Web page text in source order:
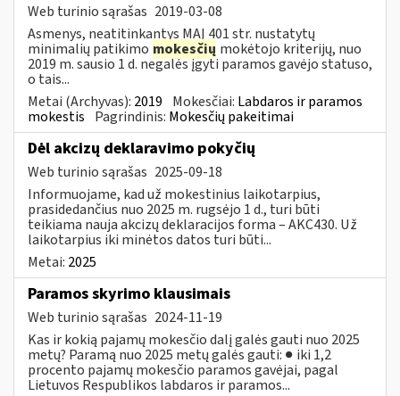
Web turinio sąrašas 2019-03-08
Asmenys, neatitinkantys MAĮ 401 str. nustatytų
minimalių patikimo mokesčių mokėtojo kriterijų, nuo
2019 m. sausio 1 d. negalės įgyti paramos gavėjo statuso,
o tais...
Metai (Archyvas): 2019 Mokesčiai: Labdaros ir paramos
mokestis Pagrindinis: Mokesčių pakeitimai
​​​​​​​Dėl akcizų deklaravimo pokyčių
Web turinio sąrašas 2025-09-18
Informuojame, kad už mokestinius laikotarpius,
prasidedančius nuo 2025 m. rugsėjo 1 d., turi būti
teikiama nauja akcizų deklaracijos forma – AKC430. Už
laikotarpius iki minėtos datos turi būti...
Metai: 2025
Paramos skyrimo klausimais
Web turinio sąrašas 2024-11-19
Kas ir kokią pajamų mokesčio dalį galės gauti nuo 2025
metų? Paramą nuo 2025 metų galės gauti: ● iki 1,2
procento pajamų mokesčio paramos gavėjai, pagal
Lietuvos Respublikos labdaros ir paramos...